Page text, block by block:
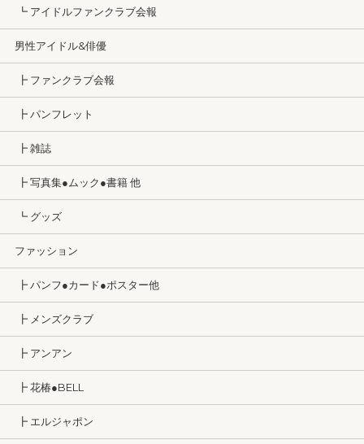
┗ アイドルファンクラブ会報
男性アイドル&俳優
┣ ファンクラブ会報
┣ パンフレット
┣ 雑誌
┣ 写真集●ムック●書籍 他
┗ グッズ
ファッション
┣ パンフ●カード●ポスター他
┣ メンズクラブ
┣ アンアン
┣ 花椿●BELL
┣ エルジャポン